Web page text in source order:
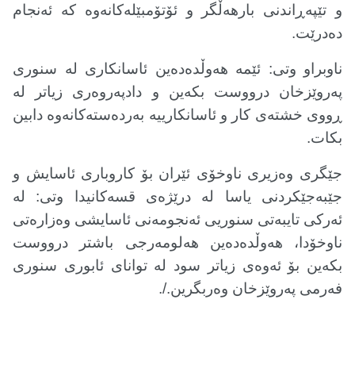
و تێپەڕاندنی بارهەڵگر و ئۆتۆمبێلەکانەوە کە ئەنجام
دەدرێت.
ناوبراو وتی: ئێمە هەوڵدەدەین ئاسانکاری لە سنوری
پەروێزخان درووست بکەین و دادپەروەری زیاتر لە
ڕووی خشتەی کار و ئاسانکارییە بەردەستەکانەوە دابین
بکات.
جێگری وەزیری ناوخۆی ئێران بۆ کاروباری ئاسایش و
جێبەجێکردنی یاسا لە درێژەی قسەکانیدا وتی: لە
ئەرکی تایبەتی سنوریی ئەنجومەنی ئاسایشی وەزارەتی
ناوخۆدا، هەوڵدەدەین هەلومەرجی باشتر درووست
بکەین بۆ ئەوەی زیاتر سود لە توانای ئابوری سنوری
فەرمی پەروێزخان وەربگرین.
/.